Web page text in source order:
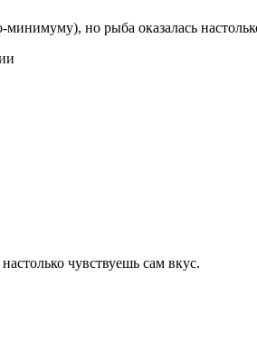
но рыба оказалась
чувствуешь сам вкус.